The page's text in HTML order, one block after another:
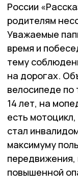
России
родителям
Уважаемые
время и
тему
на дорогах.
велосипеде по
14 лет, на
есть
стал
максимуму
передвижения,
повышенной